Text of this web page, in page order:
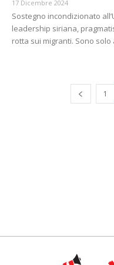
17 Dicembre 2024
Sostegno incondizionato
leadership siriana,
rotta sui migranti. Sono solo
1